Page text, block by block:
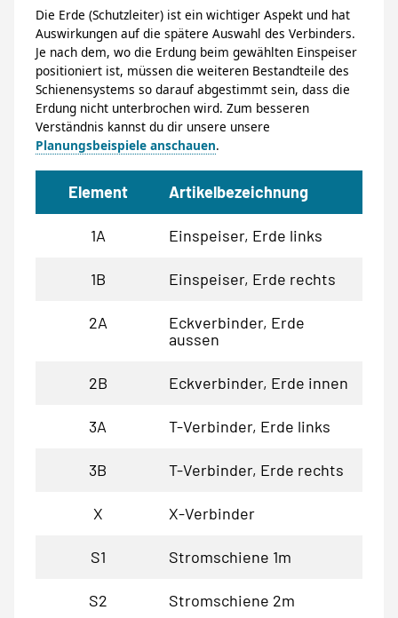
Die Erde (Schutzleiter) ist ein wichtiger Aspekt und hat
Auswirkungen auf die spätere Auswahl des Verbinders.
Je nach dem, wo die Erdung beim gewählten Einspeiser
positioniert ist, müssen die weiteren Bestandteile des
Schienensystems so darauf abgestimmt sein, dass die
Erdung nicht unterbrochen wird. Zum besseren
Verständnis kannst du dir unsere unsere
Planungsbeispiele anschauen.
Element Artikelbezeichnung
1A Einspeiser, Erde links
1B Einspeiser, Erde rechts
2A
Eckverbinder, Erde
aussen
2B Eckverbinder, Erde innen
3A T-Verbinder, Erde links
3B T-Verbinder, Erde rechts
X X-Verbinder
S1 Stromschiene 1m
S2 Stromschiene 2m